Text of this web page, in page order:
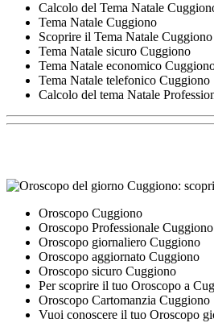
Calcolo del Tema Natale
Tema Natale Cuggiono
Scoprire il Tema Natale Cuggiono
Tema Natale sicuro Cuggiono
Tema Natale economico
Tema Natale telefonico Cuggiono
Calcolo del tema Natale
Oroscopo Cuggiono
Oroscopo Professionale Cuggiono
Oroscopo giornaliero Cuggiono
Oroscopo aggiornato Cuggiono
Oroscopo sicuro Cuggiono
Per scoprire il tuo Oroscopo a
Oroscopo Cartomanzia Cuggiono
Vuoi conoscere il tuo Oroscopo